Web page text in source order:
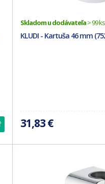
Skladom u dodávateľa> 99 ks
KLUDI - Kartuša 46 mm
31,83 €